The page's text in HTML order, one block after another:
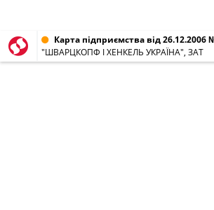
Карта підприємства від 26.12.2006
"ШВАРЦКОПФ І ХЕНКЕЛЬ УКРАЇНА", ЗАТ